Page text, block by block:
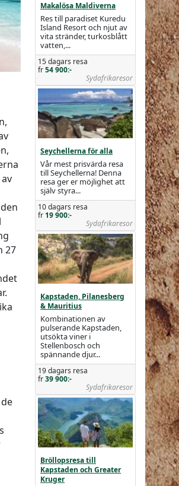
27
Makalösa Maldiverna
Res till paradiset Kuredu
Island Resort och njut av
vita stränder, turkosblått
vatten,...
15 dagars resa
fr54 900:-
Sydafrikaresor
Seychellerna för alla
Vår mest prisvärda resa
till Seychellerna! Denna
resa ger er möjlighet att
själv styra...
10 dagars resa
fr19 900:-
Sydafrikaresor
Kapstaden, Pilanesberg
& Mauritius
Kombinationen av
pulserande Kapstaden,
utsökta viner i
Stellenbosch och
spännande djur...
19 dagars resa
fr39 900:-
Sydafrikaresor
Bröllopsresa till
Kapstaden och Greater
Kruger